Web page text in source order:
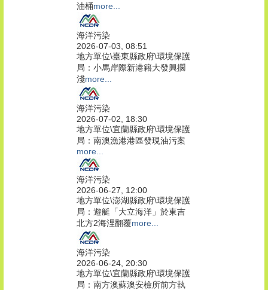
油桶more...
海洋污染
2026-07-03, 08:51
地方單位\臺東縣政府\環境保護
局：小馬岸際新港籍大發興擱
淺more...
海洋污染
2026-07-02, 18:30
地方單位\宜蘭縣政府\環境保護
局：南澳漁港港區發現油污案
more...
海洋污染
2026-06-27, 12:00
地方單位\澎湖縣政府\環境保護
局：遊艇「大立海洋」於東吉
北方2海浬翻覆more...
海洋污染
2026-06-24, 20:30
地方單位\宜蘭縣政府\環境保護
局：南方澳蘇澳安檢所前方執